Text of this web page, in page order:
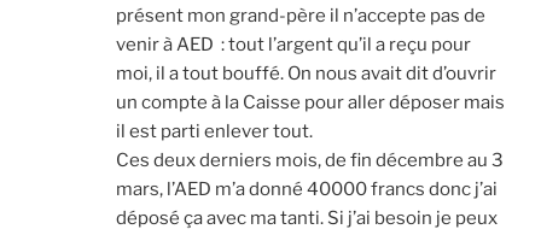
pré­sent mon grand-père il n’accepte pas de
venir à AED : tout l’argent qu’il a reçu pour
moi, il a tout bouf­fé. On nous avait dit d’ouvrir
un compte à la Caisse pour aller dépo­ser mais
il est par­ti enle­ver tout.
Ces deux der­niers mois, de fin décembre au 3
mars, l’AED m’a don­né 40000 francs donc j’ai
dépo­sé ça avec ma tan­ti. Si j’ai besoin je peux